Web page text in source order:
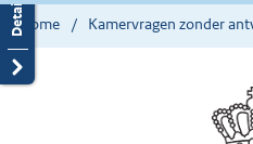
Home Kamervragen zonder